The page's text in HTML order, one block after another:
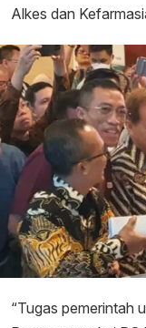
Alkes dan
“Tugas pemerintah